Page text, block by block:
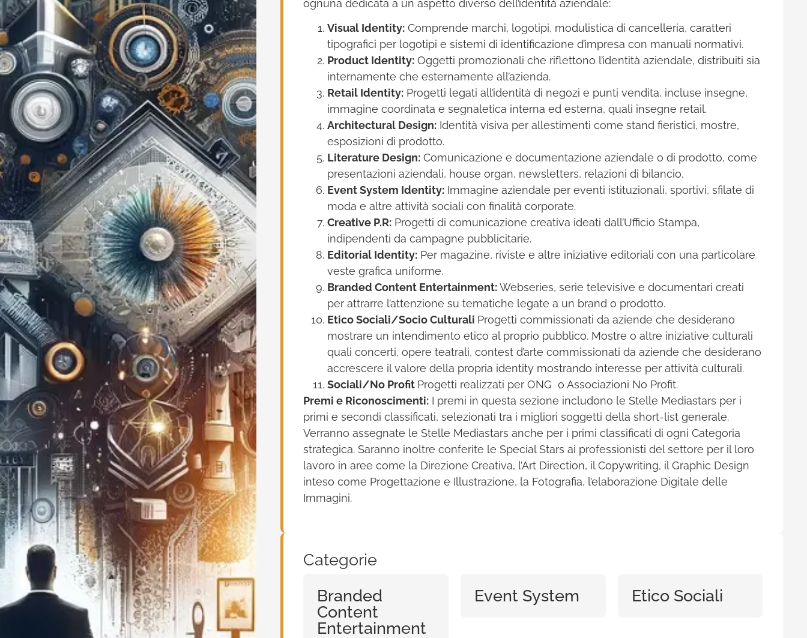
ognuna dedicata a un aspetto diverso dell’identità aziendale:
Visual Identity: Comprende marchi, logotipi, modulistica di cancelleria, caratteri
tipografici per logotipi e sistemi di identificazione d’impresa con manuali normativi.
Product Identity: Oggetti promozionali che riflettono l’identità aziendale, distribuiti sia
internamente che esternamente all’azienda.
Retail Identity: Progetti legati all’identità di negozi e punti vendita, incluse insegne,
immagine coordinata e segnaletica interna ed esterna, quali insegne retail.
Architectural Design: Identità visiva per allestimenti come stand fieristici, mostre,
esposizioni di prodotto.
Literature Design: Comunicazione e documentazione aziendale o di prodotto, come
presentazioni aziendali, house organ, newsletters, relazioni di bilancio.
Event System Identity: Immagine aziendale per eventi istituzionali, sportivi, sfilate di
moda e altre attività sociali con finalità corporate.
Creative P.R: Progetti di comunicazione creativa ideati dall’Ufficio Stampa,
indipendenti da campagne pubblicitarie.
Editorial Identity: Per magazine, riviste e altre iniziative editoriali con una particolare
veste grafica uniforme.
Branded Content Entertainment:Webseries, serie televisive e documentari creati
per attrarre l’attenzione su tematiche legate a un brand o prodotto.
Etico Sociali/Socio Culturali Progetti commissionati da aziende che desiderano
mostrare un intendimento etico al proprio pubblico. Mostre o altre iniziative culturali
quali concerti, opere teatrali, contest d’arte commissionati da aziende che desiderano
accrescere il valore della propria identity mostrando interesse per attività culturali.
Sociali/No Profit Progetti realizzati per ONG o Associazioni No Profit.
Premi e Riconoscimenti: I premi in questa sezione includono le Stelle Mediastars per i
primi e secondi classificati, selezionati tra i migliori soggetti della short-list generale.
Verranno assegnate le Stelle Mediastars anche per i primi classificati di ogni Categoria
strategica. Saranno inoltre conferite le Special Stars ai professionisti del settore per il loro
lavoro in aree come la Direzione Creativa, l’Art Direction, il Copywriting, il Graphic Design
inteso come Progettazione e Illustrazione, la Fotografia, l’elaborazione Digitale delle
Immagini.
Categorie
Branded
Content
Entertainment
Event System Etico Sociali